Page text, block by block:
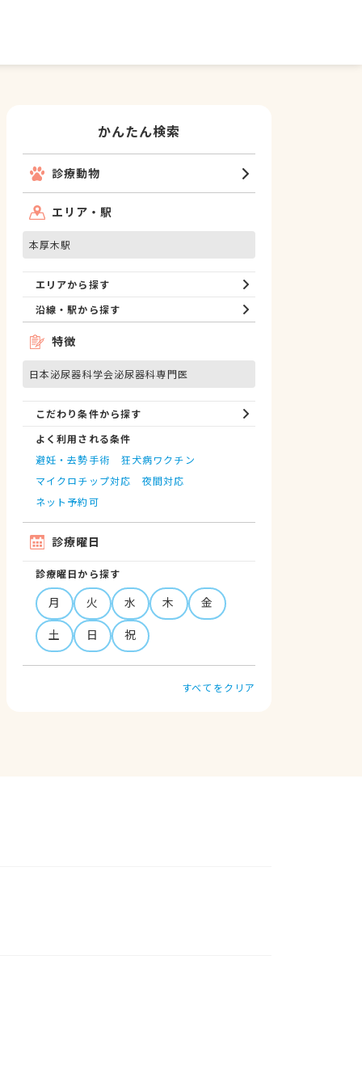
かんたん検索
診療動物
エリア・駅
本厚木駅
エリアから探す
沿線・駅から探す
特徴
日本泌尿器科学会泌尿器科専門医
こだわり条件から探す
よく利用される条件
避妊・去勢手術
狂犬病ワクチン
マイクロチップ対応
夜間対応
ネット予約可
診療曜日
診療曜日から探す
月 火 水 木
金
土
日 祝
すべてをクリア